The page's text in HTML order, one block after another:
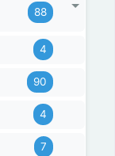
88
4
90
4
7